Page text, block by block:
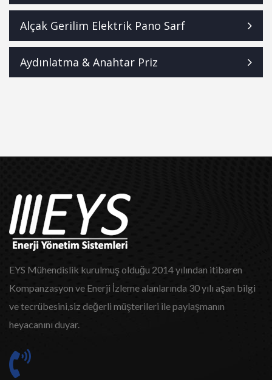
Alçak Gerilim Elektrik Pano Sarf
Aydınlatma & Anahtar Priz
EYS Mühendislik kurulmuş olduğu 2014 yılından itibaren
Kompanzasyon ve Enerji İzleme alanlarında 30 yılı aşan bilgi
ve tecrübesini,siz değerli müşterileri ile paylaşmanın
heyacanını duyar.